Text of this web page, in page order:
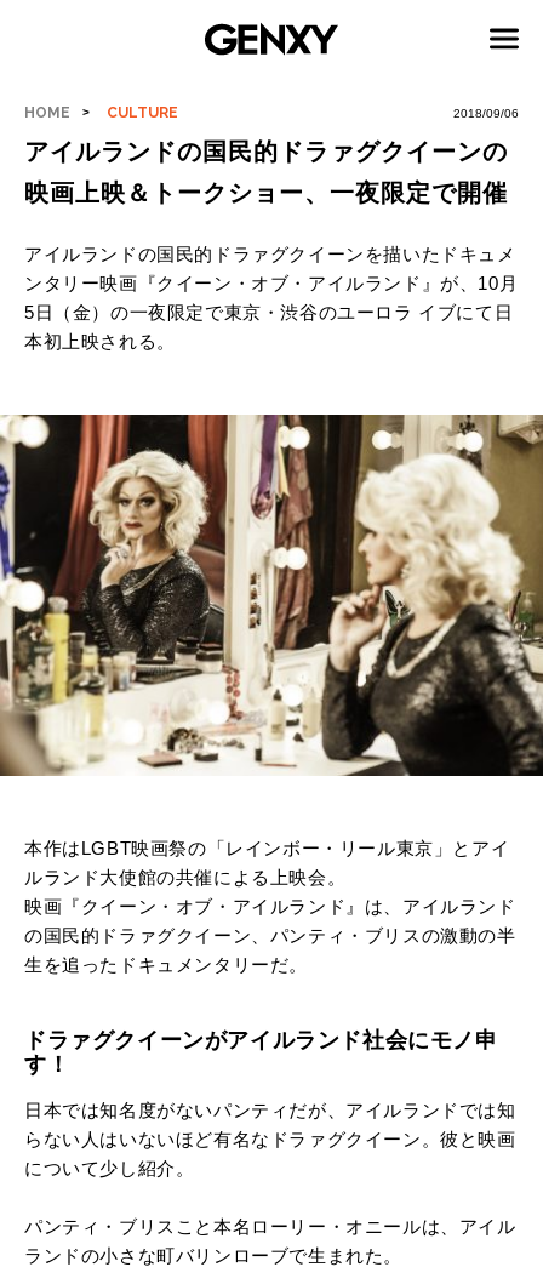
HOME CULTURE 2018/09/06
アイルランドの国民的ドラァグクイーンの
映画上映＆トークショー、一夜限定で開催
アイルランドの国民的ドラァグクイーン を描いたドキュメ
ンタリー映画『クイーン・オブ・アイルランド 』が、 10月
5日（金）の一夜限定で東京・渋谷のユーロラ イブにて日
本初上映される。
本作はLGBT映画祭の「レインボー・リール東京」とアイ
ルランド大使館の共催による上映会。
映画『クイーン・オブ・アイルランド』は、アイルランド
の国民的ドラァグクイーン、パンティ・ブリスの激動の半
生を追ったドキュメンタリーだ。
ドラァグクイーンがアイルランド社会にモノ申
す！
日本では知名度がないパンティだが、アイルランドでは知
らない人はいないほど有名なドラァグクイーン。彼と映画
について少し紹介。
パンティ・ブリスこと本名ローリー・オニールは、アイル
ランドの小さな町バリンローブで生まれた。